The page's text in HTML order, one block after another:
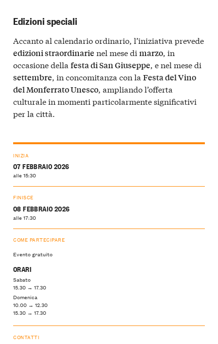
Edizioni speciali
Accanto al calendario ordinario, l’iniziativa prevede
edizioni straordinarie nel mese di marzo, in
occasione della festa di San Giuseppe, e nel mese di
settembre, in concomitanza con la Festa del Vino
del Monferrato Unesco, ampliando l’offerta
culturale in momenti particolarmente significativi
per la città.
INIZIA
07 FEBBRAIO 2026
alle 15:30
FINISCE
08 FEBBRAIO 2026
alle 17:30
COME PARTECIPARE
Evento gratuito
ORARI
Sabato
15.30 → 17.30
Domenica
10.00 → 12.30
15.30 → 17.30
CONTATTI